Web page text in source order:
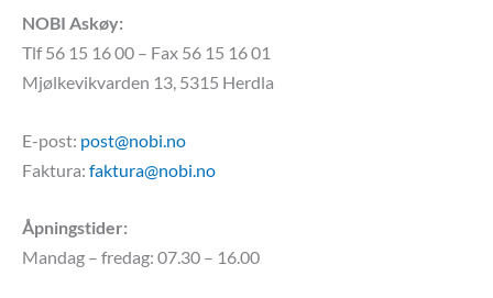
NOBI Askøy:
Tlf 56 15 16 00 – Fax 56 15 16 01
Mjølkevikvarden 13, 5315 Herdla
E-post: post@nobi.no
Faktura: faktura@nobi.no
Åpningstider:
Mandag – fredag: 07.30 – 16.00